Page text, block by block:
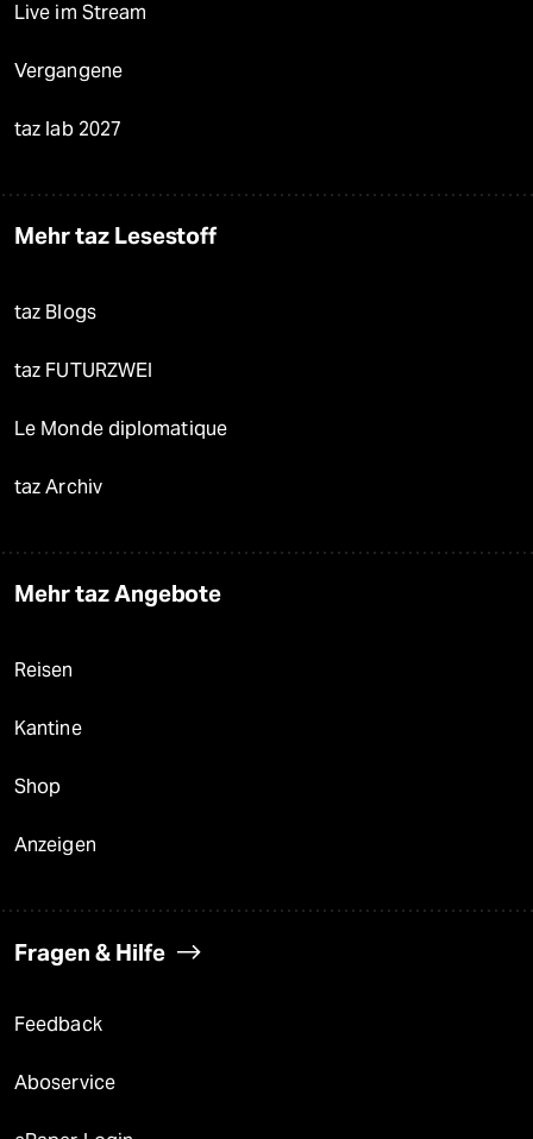
Live im Stream
Vergangene
taz lab 2027
Mehr taz Lesestoff
taz Blogs
taz FUTURZWEI
Le Monde diplomatique
taz Archiv
Mehr taz Angebote
Reisen
Kantine
Shop
Anzeigen
Fragen & Hilfe
Feedback
Aboservice